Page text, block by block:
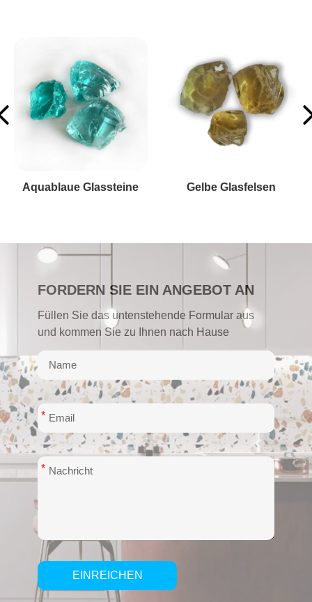
FORDERN SIE EIN ANGEBOT AN
Füllen Sie das untenstehende Formular aus
und kommen Sie zu Ihnen nach Hause
*
*
EINREICHEN
Alternative: